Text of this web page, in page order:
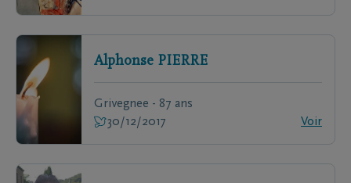
Alphonse PIERRE
Grivegnee - 87 ans
30/12/2017
Voir